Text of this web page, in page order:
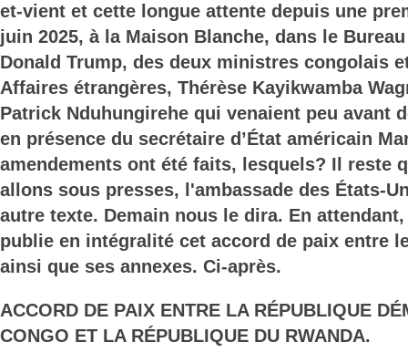
et-vient et cette longue attente depuis une
juin 2025, à la Maison Blanche, dans le
Donald Trump, des deux ministres congolais
Affaires étrangères, Thérèse Kayikwamba
Patrick Nduhungirehe qui venaient peu avant
en présence du secrétaire d’État américain
amendements ont été faits, lesquels? Il reste
allons sous presses, l'ambassade des États-
autre texte. Demain nous le dira. En
publie en intégralité cet accord de paix entre
ainsi que ses annexes. Ci-après.
ACCORD DE PAIX ENTRE LA RÉPUBLIQUE
CONGO ET LA RÉPUBLIQUE DU RWANDA.